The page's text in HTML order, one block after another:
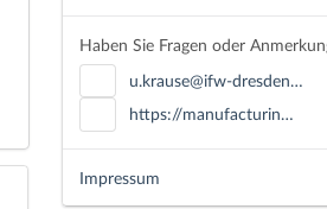
Haben Sie Fragen oder
u.krause@ifw-dresden…
https://manufacturin…
Impressum